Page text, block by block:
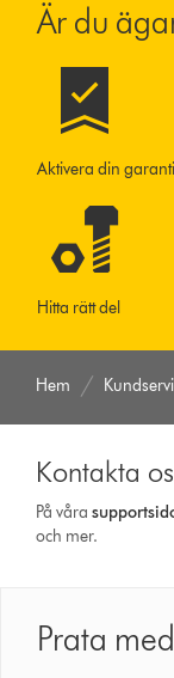
Är du
Aktivera din garanti
Hitta rätt del
Hem
Kontakta
På våra
och mer.
Prata